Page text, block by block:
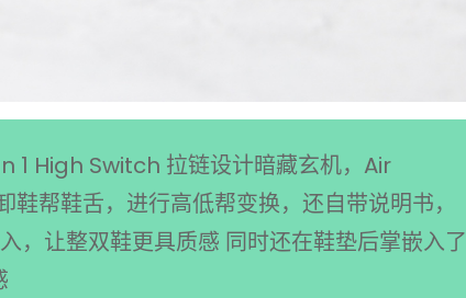
1 High Switch 拉链设计暗藏玄机，Air
帮鞋舌，进行高低帮变换，还自带说明书，
，让整双鞋更具质感 同时还在鞋垫后掌嵌入了